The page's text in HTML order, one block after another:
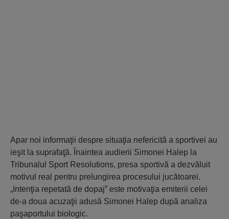
Apar noi informaţii despre situaţia nefericită a sportivei au
ieşit la suprafaţă. Înaintea audierii Simonei Halep la
Tribunalul Sport Resolutions, presa sportivă a dezvăluit
motivul real pentru prelungirea procesului jucătoarei.
„Intenţia repetată de dopaj” este motivaţia emiterii celei
de-a doua acuzaţii adusă Simonei Halep după analiza
paşaportului biologic.